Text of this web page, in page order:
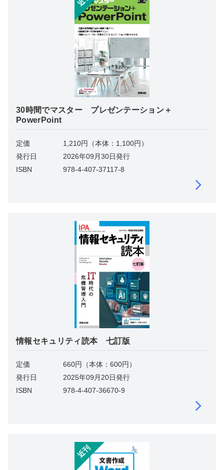
30時間でマスター プレゼンテーション＋
PowerPoint
定価
1,210円（本体：1,100円）
発行日
2026年09月30日発行
ISBN
978-4-407-37117-8
情報セキュリティ読本 七訂版
定価
660円（本体：600円）
発行日
2025年09月20日発行
ISBN
978-4-407-36670-9
近刊